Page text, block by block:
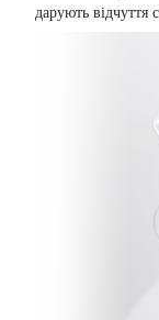
дарують відчуття